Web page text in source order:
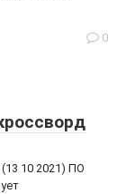
0
10 2021) ПО